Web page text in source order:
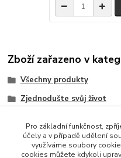
Zboží zařazeno v
Všechny produkty
Zjednodušte svůj život
Lampy a Osvětlení
Pro základní funkčnost,
účely a v případě udělení
využíváme soubory
cookies můžete kdykoli